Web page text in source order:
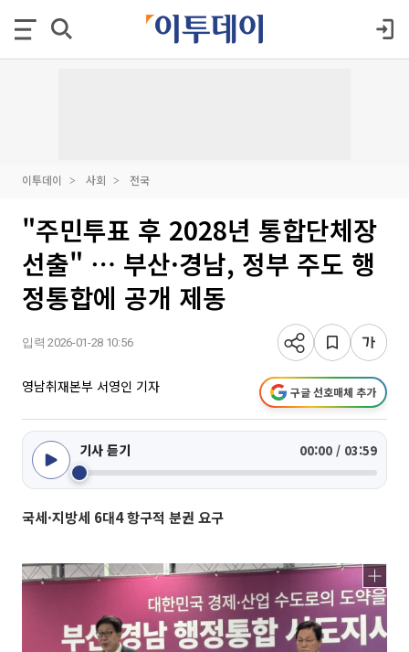
이투데이 사회 전국
"주민투표 후 2028년 통합단체장
선출" ⋯ 부산·경남, 정부 주도 행
정통합에 공개 제동
입력 2026-01-28 10:56
영남취재본부 서영인 기자 구글 선호매체 추가
기사 듣기 00:00 / 03:59
국세·지방세 6대4 항구적 분권 요구